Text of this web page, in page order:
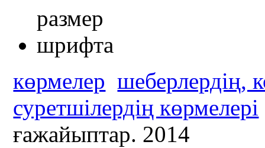
көрмелер шеберлердің,
суретшілердің көрмелері
ғажайыптар. 2014